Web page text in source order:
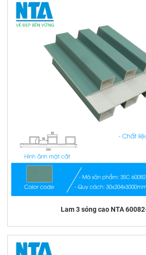
Lam 3 sóng cao NTA